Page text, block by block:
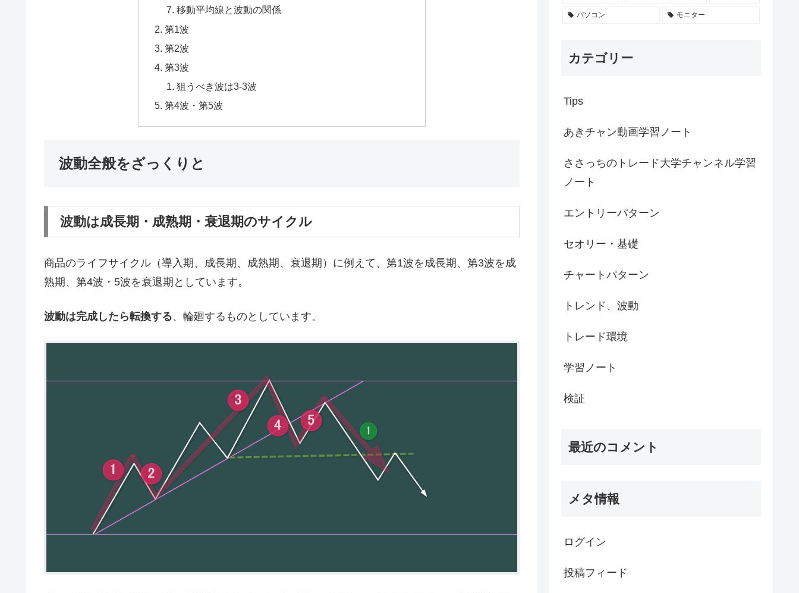
移動平均線と波動の関係
第1波
第2波
第3波
狙うべき波は3-3波
第4波・第5波
波動全般をざっくりと
波動は成長期・成熟期・衰退期のサイクル
商品のライフサイクル（導入期、成長期、成熟期、衰退期）に例えて、第1波を成長期、第3波を成
熟期、第4波・5波を衰退期としています。
波動は完成したら転換する、輪廻するものとしています。
パソコン モニター
カテゴリー
Tips
あきチャン動画学習ノート
ささっちのトレード大学チャンネル学習
ノート
エントリーパターン
セオリー・基礎
チャートパターン
トレンド、波動
トレード環境
学習ノート
検証
最近のコメント
メタ情報
ログイン
投稿フィード